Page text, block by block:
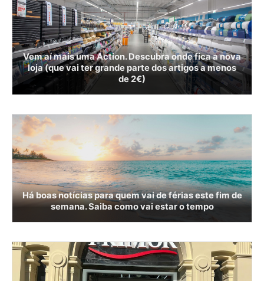
Vem aí mais uma Action. Descubra onde fica a nova
loja (que vai ter grande parte dos artigos a menos
de 2€)
Há boas notícias para quem vai de férias este fim de
semana. Saiba como vai estar o tempo